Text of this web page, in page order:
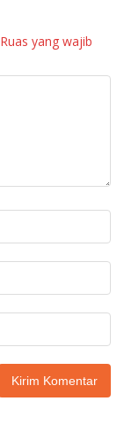
Ruas yang wajib